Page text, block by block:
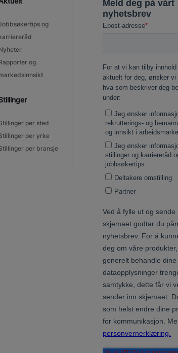
og
og
per sted
per yrke
per bransje